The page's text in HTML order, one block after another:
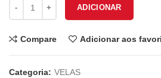
ADICIONAR
Compare Adicionar aos
Categoria: VELAS